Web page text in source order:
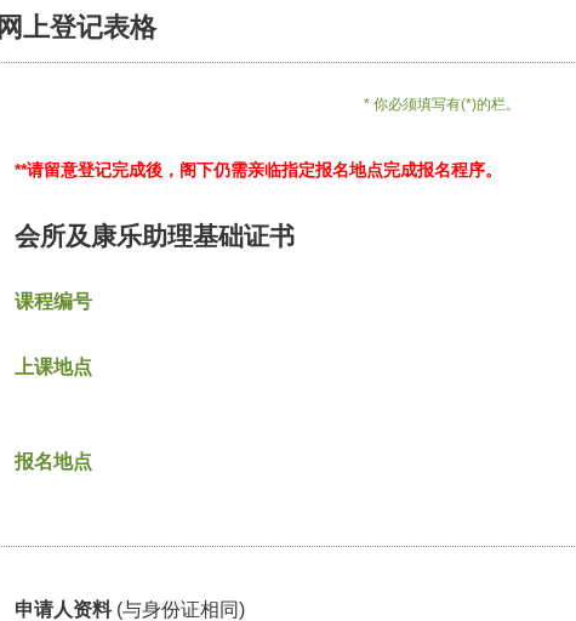
网上登记表格
* 你必须填写有(*)的栏。
**请留意登记完成後，阁下仍需亲临指定报名地点完成报名程序。
会所及康乐助理基础证书
课程编号
上课地点
报名地点
申请人资料 (与身份证相同)